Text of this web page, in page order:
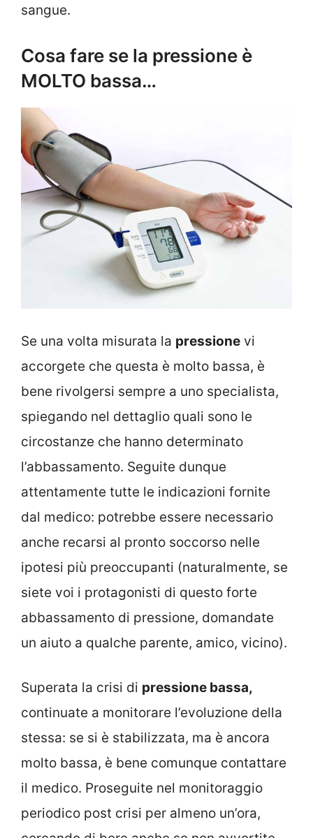
sangue.
Cosa fare se la pressione è
MOLTO bassa…
Se una volta misurata la pressione vi
accorgete che questa è molto bassa, è
bene rivolgersi sempre a uno specialista,
spiegando nel dettaglio quali sono le
circostanze che hanno determinato
l’abbassamento. Seguite dunque
attentamente tutte le indicazioni fornite
dal medico: potrebbe essere necessario
anche recarsi al pronto soccorso nelle
ipotesi più preoccupanti (naturalmente, se
siete voi i protagonisti di questo forte
abbassamento di pressione, domandate
un aiuto a qualche parente, amico, vicino).
Superata la crisi di pressione bassa,
continuate a monitorare l’evoluzione della
stessa: se si è stabilizzata, ma è ancora
molto bassa, è bene comunque contattare
il medico. Proseguite nel monitoraggio
periodico post crisi per almeno un’ora,